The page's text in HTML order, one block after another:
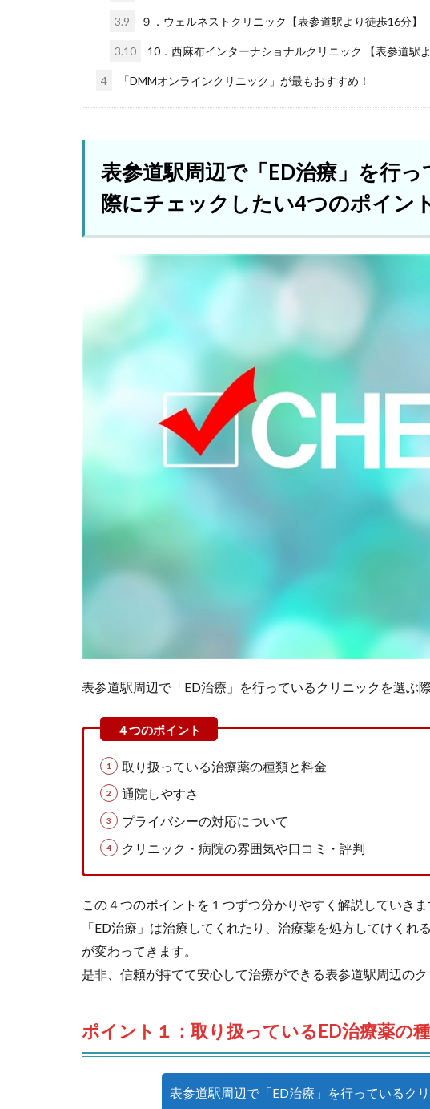
3.9 ９．ウェルネストクリニック【表参道駅より徒歩16分】
3.10 10．西麻布インターナショナルクリニック 【表参道駅
4 「DMMオンラインクリニック」が最もおすすめ！
表参道駅周辺で「ED治療」を行
際にチェックしたい4つのポイン
表参道駅周辺で「ED治療」を行っているクリニックを選ぶ
取り扱っている治療薬の種類と料金
通院しやすさ
プライバシーの対応について
クリニック・病院の雰囲気や口コミ・評判
この４つのポイントを１つずつ分かりやすく解説していきま
「ED治療」は治療してくれたり、治療薬を処方してけく
が変わってきます。
是非、信頼が持てて安心して治療ができる表参道駅周辺の
ポイント１：取り扱っているED治療薬の
表参道駅周辺で「ED治療」を行っているク